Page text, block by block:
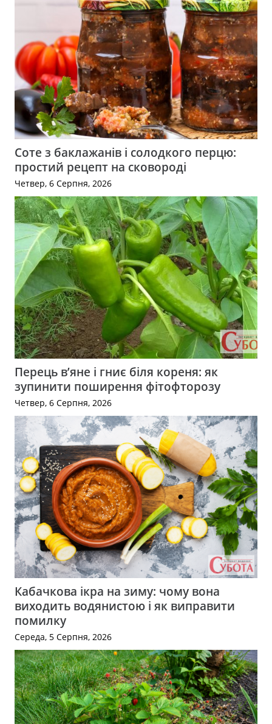
Соте з баклажанів і солодкого перцю:
простий рецепт на сковороді
Четвер, 6 Серпня, 2026
Перець в’яне і гниє біля кореня: як
зупинити поширення фітофторозу
Четвер, 6 Серпня, 2026
Кабачкова ікра на зиму: чому вона
виходить водянистою і як виправити
помилку
Середа, 5 Серпня, 2026